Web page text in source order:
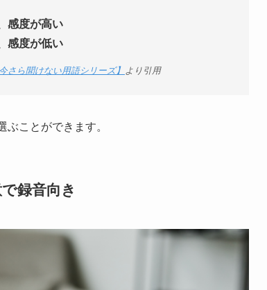
感度が高い
感度が低い
さら聞けない用語シリーズ】 より引用
ことができます。
録音向き